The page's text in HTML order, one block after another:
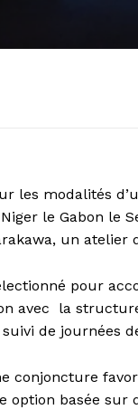
les modalités
le Gabon le
un
pour
avec la
de journées
conjoncture
option basée sur